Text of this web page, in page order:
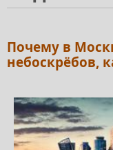
Почему в
небоскрёбов,